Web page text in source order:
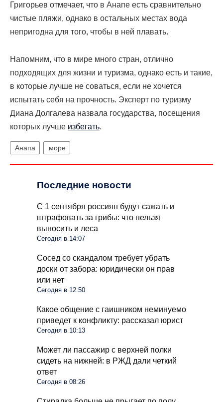
Григорьев отмечает, что в Анапе есть сравнительно
чистые пляжи, однако в остальных местах вода
непригодна для того, чтобы в ней плавать.
Напомним, что в мире много стран, отлично
подходящих для жизни и туризма, однако есть и такие,
в которые лучше не соваться, если не хочется
испытать себя на прочность. Эксперт по туризму
Диана Долгалева назвала государства, посещения
которых лучше избегать.
Анапа море
Последние новости
С 1 сентября россиян будут сажать и
штрафовать за грибы: что нельзя
выносить и леса
Сегодня в 14:07
Сосед со скандалом требует убрать
доски от забора: юридически он прав
или нет
Сегодня в 12:50
Какое общение с гаишником неминуемо
приведет к конфликту: рассказал юрист
Сегодня в 10:13
Может ли пассажир с верхней полки
сидеть на нижней: в РЖД дали четкий
ответ
Сегодня в 08:26